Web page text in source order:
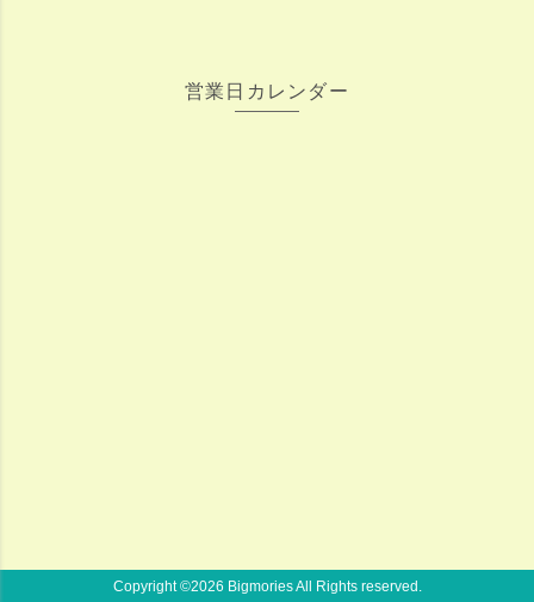
営業日カレンダー
Copyright ©2026 Bigmories All Rights reserved.